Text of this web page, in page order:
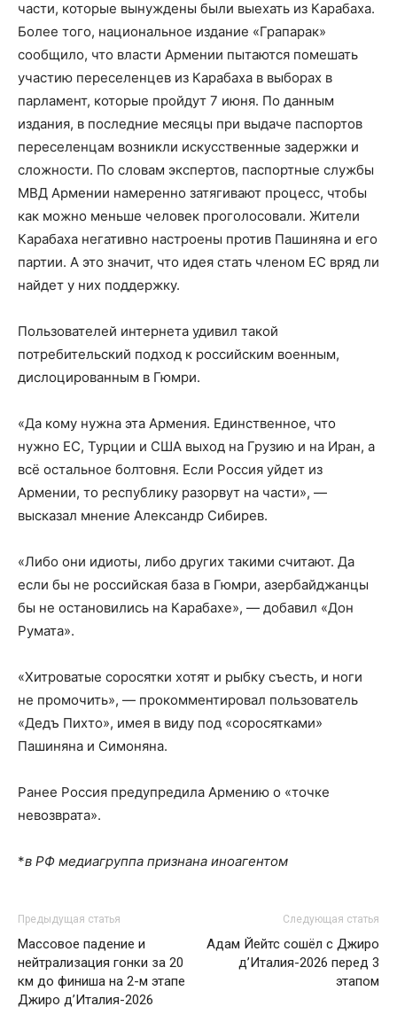
части, которые вынуждены были выехать из Карабаха.
Более того, национальное издание «Грапарак»
сообщило, что власти Армении пытаются помешать
участию переселенцев из Карабаха в выборах в
парламент, которые пройдут 7 июня. По данным
издания, в последние месяцы при выдаче паспортов
переселенцам возникли искусственные задержки и
сложности. По словам экспертов, паспортные службы
МВД Армении намеренно затягивают процесс, чтобы
как можно меньше человек проголосовали. Жители
Карабаха негативно настроены против Пашиняна и его
партии. А это значит, что идея стать членом ЕС вряд ли
найдет у них поддержку.
Пользователей интернета удивил такой
потребительский подход к российским военным,
дислоцированным в Гюмри.
«Да кому нужна эта Армения. Единственное, что
нужно ЕС, Турции и США выход на Грузию и на Иран, а
всё остальное болтовня. Если Россия уйдет из
Армении, то республику разорвут на части», —
высказал мнение Александр Сибирев.
«Либо они идиоты, либо других такими считают. Да
если бы не российская база в Гюмри, азербайджанцы
бы не остановились на Карабахе», — добавил «Дон
Румата».
«Хитроватые соросятки хотят и рыбку съесть, и ноги
не промочить», — прокомментировал пользователь
«Дедъ Пихто», имея в виду под «соросятками»
Пашиняна и Симоняна.
Ранее Россия предупредила Армению о «точке
невозврата».
*в РФ медиагруппа признана иноагентом
Предыдущая статья
Массовое падение и
нейтрализация гонки за 20
км до финиша на 2-м этапе
Джиро д’Италия-2026
Следующая статья
Адам Йейтс сошёл с Джиро
д’Италия-2026 перед 3
этапом